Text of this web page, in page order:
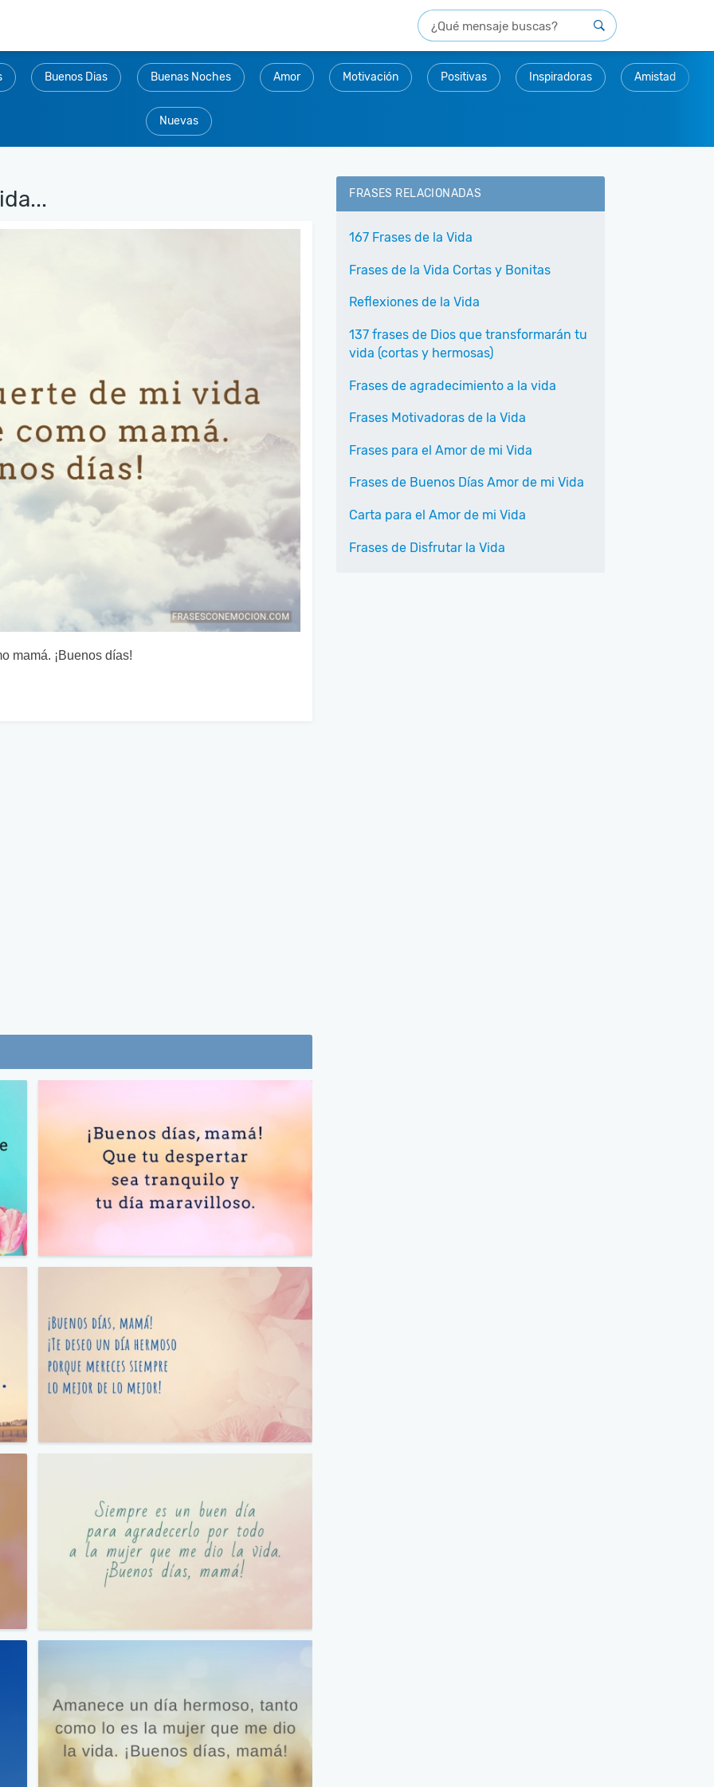
Buenos Dias Buenas Noches Amor Motivación Positivas Inspiradoras Amistad
Nuevas
mamá. ¡Buenos días!
FRASES RELACIONADAS
167 Frases de la Vida
Frases de la Vida Cortas y Bonitas
Reflexiones de la Vida
137 frases de Dios que transformarán tu
vida (cortas y hermosas)
Frases de agradecimiento a la vida
Frases Motivadoras de la Vida
Frases para el Amor de mi Vida
Frases de Buenos Días Amor de mi Vida
Carta para el Amor de mi Vida
Frases de Disfrutar la Vida